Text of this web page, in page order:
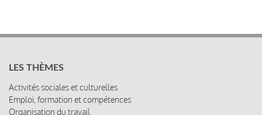
Emploi, formation et compétences
Organisation du travail
Protection sociale
Relations sociales
Rémunération globale & partage de la performance